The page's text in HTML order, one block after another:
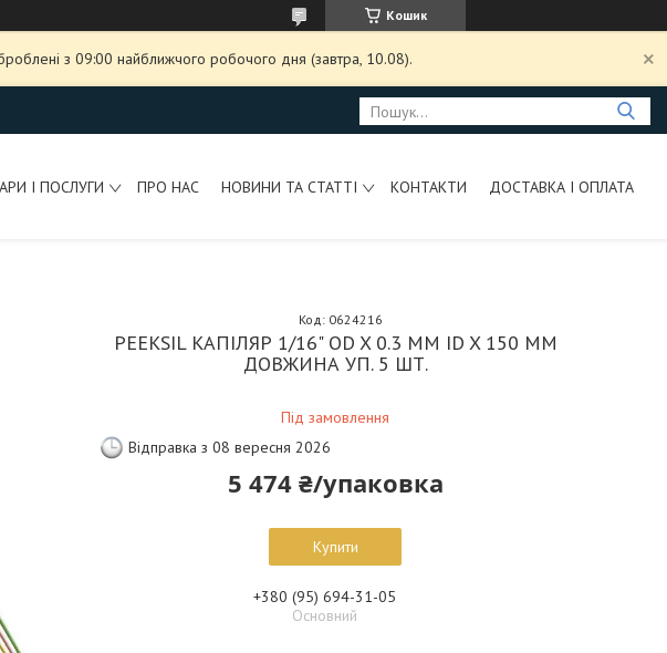
Кошик
з 09:00 найближчого робочого дня (завтра, 10.08).
І ПОСЛУГИ ПРО НАС НОВИНИ ТА СТАТТІ КОНТАКТИ ДОСТАВКА І ОПЛАТА
PEEKSIL КАПІЛЯР 1/16" OD X 0.3 ММ ID X 150 ММ
ДОВЖИНА УП. 5 ШТ.
Під замовлення
Код: 0624216
Відправка з 08 вересня 2026
5 474 ₴/упаковка
Купити
+380 (95) 694-31-05
Основний